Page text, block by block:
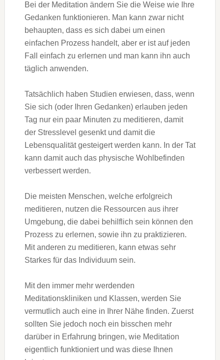
Bei der Meditation ändern Sie die Weise wie Ihre
Gedanken funktionieren. Man kann zwar nicht
behaupten, dass es sich dabei um einen
einfachen Prozess handelt, aber er ist auf jeden
Fall einfach zu erlernen und man kann ihn auch
täglich anwenden.
Tatsächlich haben Studien erwiesen, dass, wenn
Sie sich (oder Ihren Gedanken) erlauben jeden
Tag nur ein paar Minuten zu meditieren, damit
der Stresslevel gesenkt und damit die
Lebensqualität gesteigert werden kann. In der Tat
kann damit auch das physische Wohlbefinden
verbessert werden.
Die meisten Menschen, welche erfolgreich
meditieren, nutzen die Ressourcen aus ihrer
Umgebung, die dabei behilflich sein können den
Prozess zu erlernen, sowie ihn zu praktizieren.
Mit anderen zu meditieren, kann etwas sehr
Starkes für das Individuum sein.
Mit den immer mehr werdenden
Meditationskliniken und Klassen, werden Sie
vermutlich auch eine in Ihrer Nähe finden. Zuerst
sollten Sie jedoch noch ein bisschen mehr
darüber in Erfahrung bringen, wie Meditation
eigentlich funktioniert und was diese Ihnen